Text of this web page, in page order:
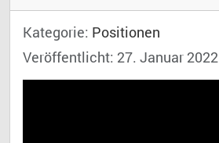
Kategorie: Positionen
Veröffentlicht: 27. Januar 2022